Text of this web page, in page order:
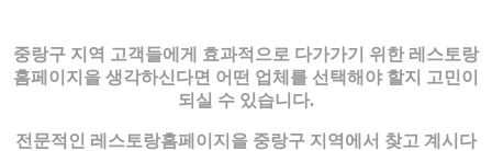
중랑구 지역 고객들에게 효과적으로 다가가기 위한 레스토랑
홈페이지을 생각하신다면 어떤 업체를 선택해야 할지 고민이
되실 수 있습니다.
전문적인 레스토랑홈페이지을 중랑구 지역에서 찾고 계시다